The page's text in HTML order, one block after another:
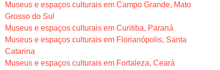
Museus e espaços culturais em Campo Grande, Mato
Grosso do Sul
Museus e espaços culturais em Curitiba, Paraná
Museus e espaços culturais em Florianópolis, Santa
Catarina
Museus e espaços culturais em Fortaleza, Ceará